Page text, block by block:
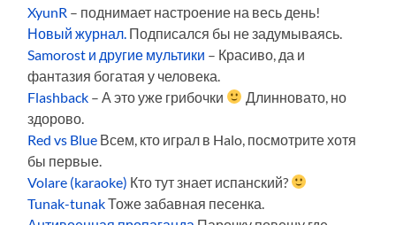
XyunR – поднимает настроение на весь день!
Новый журнал. Подписался бы не задумываясь.
Samorost и другие мультики – Красиво, да и
фантазия богатая у человека.
Flashback – А это уже грибочки
Длинновато, но
здорово.
Red vs Blue Всем, кто играл в Halo, посмотрите хотя
бы первые.
Volare (karaoke) Кто тут знает испанский?
Tunak-tunakТоже забавная песенка.